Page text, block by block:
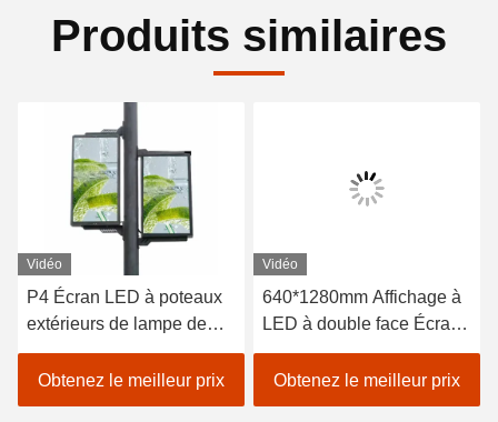
Produits similaires
Vidéo
P4 Écran LED à poteaux
extérieurs de lampe de
rue
Obtenez le meilleur prix
Vidéo
640*1280mm Affichage à
LED à double face Écran
à LED à poteaux
extérieurs
Obtenez le meilleur prix